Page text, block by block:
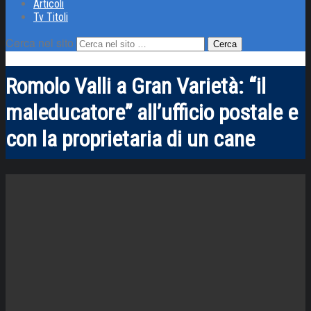
Articoli
Tv Titoli
Cerca nel sito
Romolo Valli a Gran Varietà: “il
maleducatore” all’ufficio postale e
con la proprietaria di un cane